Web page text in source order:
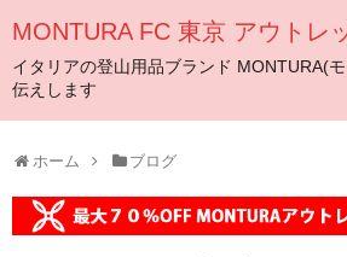
MONTURA FC 東京 アウトレ
イタリアの登山用品ブランド MONTURA(
伝えします
ホーム ブログ